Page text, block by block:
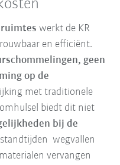
werkt de KR
en efficiënt.
geen
op de
met traditionele
biedt dit niet
bij de
wegvallen
vervangen